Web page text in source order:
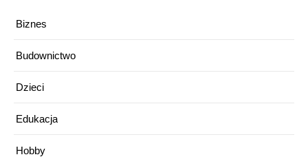
Biznes
Budownictwo
Dzieci
Edukacja
Hobby